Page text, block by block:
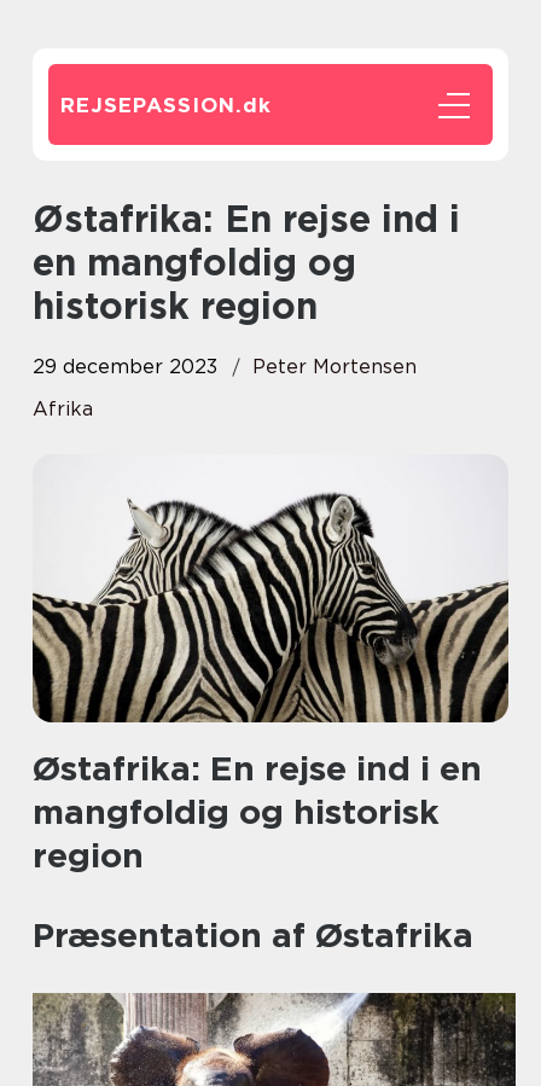
REJSEPASSION.dk
Østafrika: En rejse ind i
en mangfoldig og
historisk region
29 december 2023
Peter Mortensen
Afrika
Østafrika: En rejse ind i en
mangfoldig og historisk
region
Præsentation af Østafrika